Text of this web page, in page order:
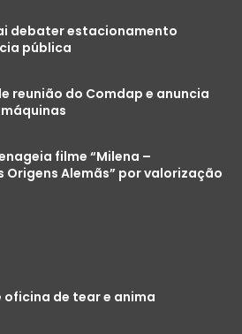
debater estacionamento
pública
reunião do Comdap e anuncia
filme “Milena –
Origens Alemãs” por valorização
oficina de tear e anima